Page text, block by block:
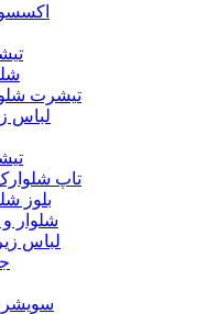
تیشرت
لباس
تاپ
بلوز
شلوار
لباس